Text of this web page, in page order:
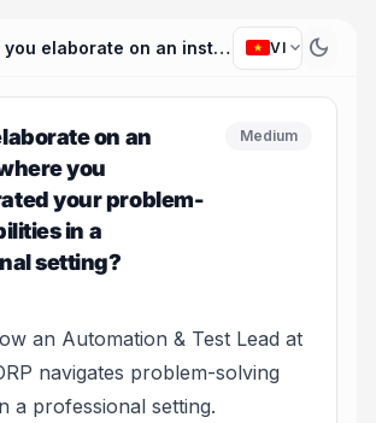
Can you elaborate on an instance where you demonstrated your problem-solving abilities in a professional setting? VI expand_more dark_mode
on an
you
your problem-
in a
setting?
Medium
an Automation & Test Lead at
navigates problem-solving
a professional setting.